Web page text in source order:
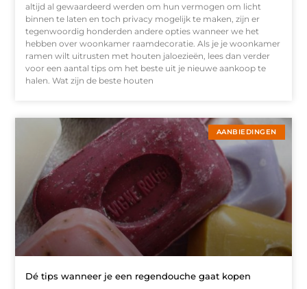
altijd al gewaardeerd werden om hun vermogen om licht
binnen te laten en toch privacy mogelijk te maken, zijn er
tegenwoordig honderden andere opties wanneer we het
hebben over woonkamer raamdecoratie. Als je je woonkamer
ramen wilt uitrusten met houten jaloezieën, lees dan verder
voor een aantal tips om het beste uit je nieuwe aankoop te
halen. Wat zijn de beste houten
AANBIEDINGEN
Dé tips wanneer je een regendouche gaat kopen